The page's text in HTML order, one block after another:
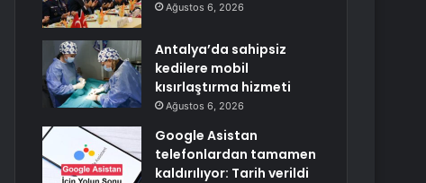
Ağustos 6, 2026
Antalya’da sahipsiz
kedilere mobil
kısırlaştırma hizmeti
Ağustos 6, 2026
Google Asistan
telefonlardan tamamen
kaldırılıyor: Tarih verildi